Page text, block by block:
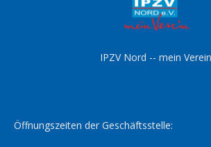
IPZV Nord -- mein Verein
Öffnungszeiten der Geschäftsstelle: